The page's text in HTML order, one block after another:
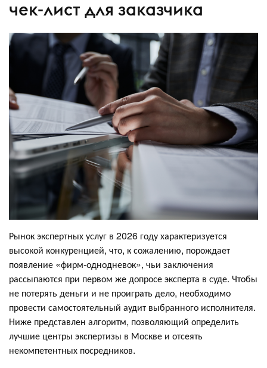
чек-лист для заказчика
Рынок экспертных услуг в 2026 году характеризуется
высокой конкуренцией, что, к сожалению, порождает
появление «фирм-однодневок», чьи заключения
рассыпаются при первом же допросе эксперта в суде. Чтобы
не потерять деньги и не проиграть дело, необходимо
провести самостоятельный аудит выбранного исполнителя.
Ниже представлен алгоритм, позволяющий определить
лучшие центры экспертизы в Москве и отсеять
некомпетентных посредников.